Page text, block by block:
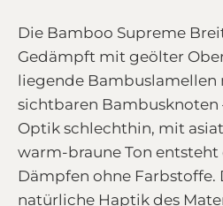
Die Bamboo Supreme
Gedämpft mit geölter
liegende
sichtbaren
Optik schlechthin, mit
warm-braune Ton
Dämpfen ohne Farbstoffe.
natürliche Haptik des